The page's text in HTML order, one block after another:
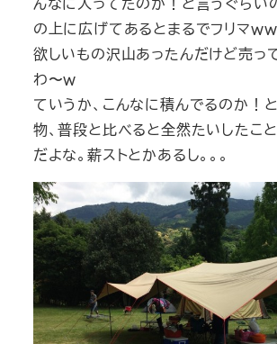
の上に広げてあるとまるでフリマｗｗ
欲しいもの沢山あったんだけど売っ
わ〜ｗ
ていうか、こんなに積んでるのか！
物、普段と比べると全然たいしたこと
だよな。薪ストとかあるし。。。